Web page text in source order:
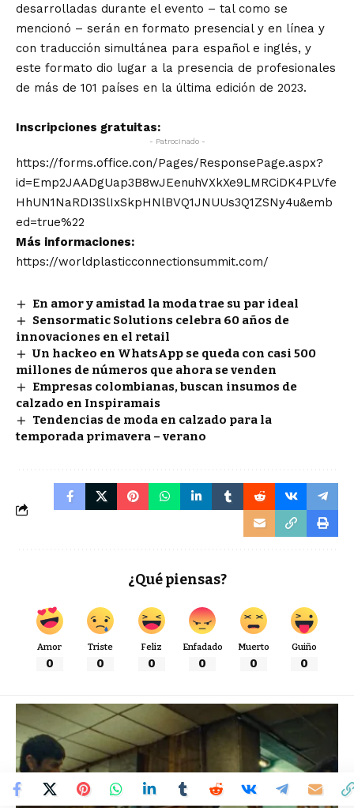
desarrolladas durante el evento – tal como se
mencionó – serán en formato presencial y en línea y
con traducción simultánea para español e inglés, y
este formato dio lugar a la presencia de profesionales
de más de 101 países en la última edición de 2023.
Inscripciones gratuitas:
- Patrocinado -
https://forms.office.con/Pages/ResponsePage.aspx?
id=Emp2JAADgUap3B8wJEenuhVXkXe9LMRCiDK4PLVfe
HhUN1NaRDI3SlIxSkpHNlBVQ1JNUUs3Q1ZSNy4u&emb
ed=true%22
Más informaciones:
https://worldplasticconnectionsummit.com/
En amor y amistad la moda trae su par ideal
Sensormatic Solutions celebra 60 años de
innovaciones en el retail
Un hackeo en WhatsApp se queda con casi 500
millones de números que ahora se venden
Empresas colombianas, buscan insumos de
calzado en Inspiramais
Tendencias de moda en calzado para la
temporada primavera – verano
¿Qué piensas?
Amor
0
Triste
0
Feliz
0
Enfadado
0
Muerto
0
Guiño
0